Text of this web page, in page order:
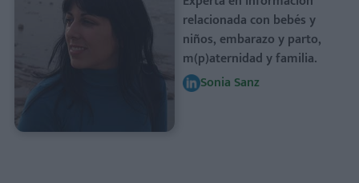
relacionada con bebés y
niños, embarazo y parto,
m(p)aternidad y familia.
Sonia Sanz